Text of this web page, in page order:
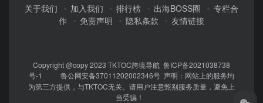
关于我们 加入我们 排行榜 出海BOSS圈
专栏合
作
免责声明 隐私条款 友情链接
Copyright @copy 2023 TKTOC跨境导航 鲁ICP备2021038738
号-1
鲁公网安备37011202002346号 声明：网站上的服务均
为第三方提供，与TKTOC无关。请用户注意甄别服务质量，避免上
当受骗！